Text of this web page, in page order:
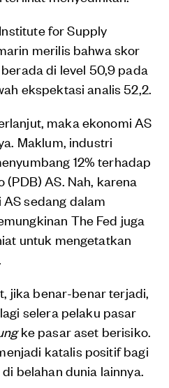
for Supply
merilis bahwa skor
di level 50,9 pada
ekspektasi analis 52,2.
maka ekonomi AS
Maklum, industri
12% terhadap
AS. Nah, karena
sedang dalam
The Fed juga
untuk mengetatkan
jika benar-benar terjadi,
selera pelaku pasar
ke pasar aset berisiko.
katalis positif bagi
belahan dunia lainnya.